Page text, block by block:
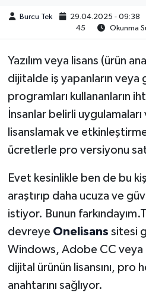
Burcu Tek 29.04.2025 - 09:38
45
Okunma
Yazılım veya lisans (ürün
dijitalde iş yapanların veya
programları kullananların
İnsanlar belirli
lisanslamak ve
ücretlerle pro versiyonu
Evet kesinlikle ben de bu
araştırıp daha ucuza ve
istiyor. Bunun
devreye Onelisans sitesi
Windows, Adobe CC veya
dijital ürünün lisansını, pro
anahtarını sağlıyor.